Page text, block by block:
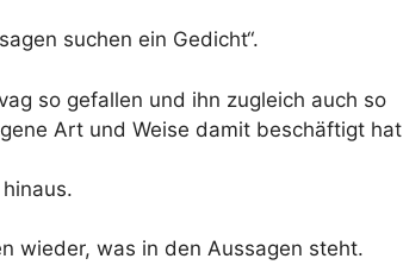
suchen ein Gedicht“.
so gefallen und ihn zugleich auch so
Art und Weise damit beschäftigt hat
wieder, was in den Aussagen steht.